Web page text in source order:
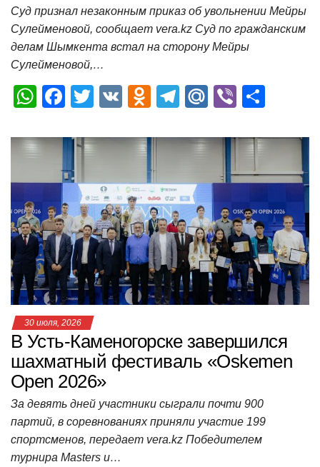
Суд признал незаконным приказ об увольнении Мейры
Сулейменовой, сообщает vera.kz Суд по гражданским
делам Шымкента встал на сторону Мейры
Сулейменовой,…
W
at
A
p
p
F
c
e
b
o
o
k
T
tt
V
O
n
o
kl
a
ss
ni
ki
T
e
gr
a
m
M
.R
Vi
er п
р
а
в
и
т
ь
30 июля, 2026
В Усть-Каменогорске завершился
шахматный фестиваль «Oskemen
Open 2026»
За девять дней участники сыграли почти 900
партий, в соревнованиях приняли участие 199
спортсменов, передает vera.kz Победителем
турнира Masters и…